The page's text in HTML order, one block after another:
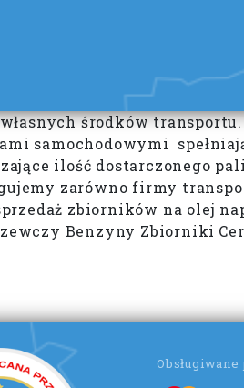
środków
samochodowymi
ilość dostarczonego
zarówno firmy
zbiorników na olej
Benzyny Zbiorniki
Obsługiwane